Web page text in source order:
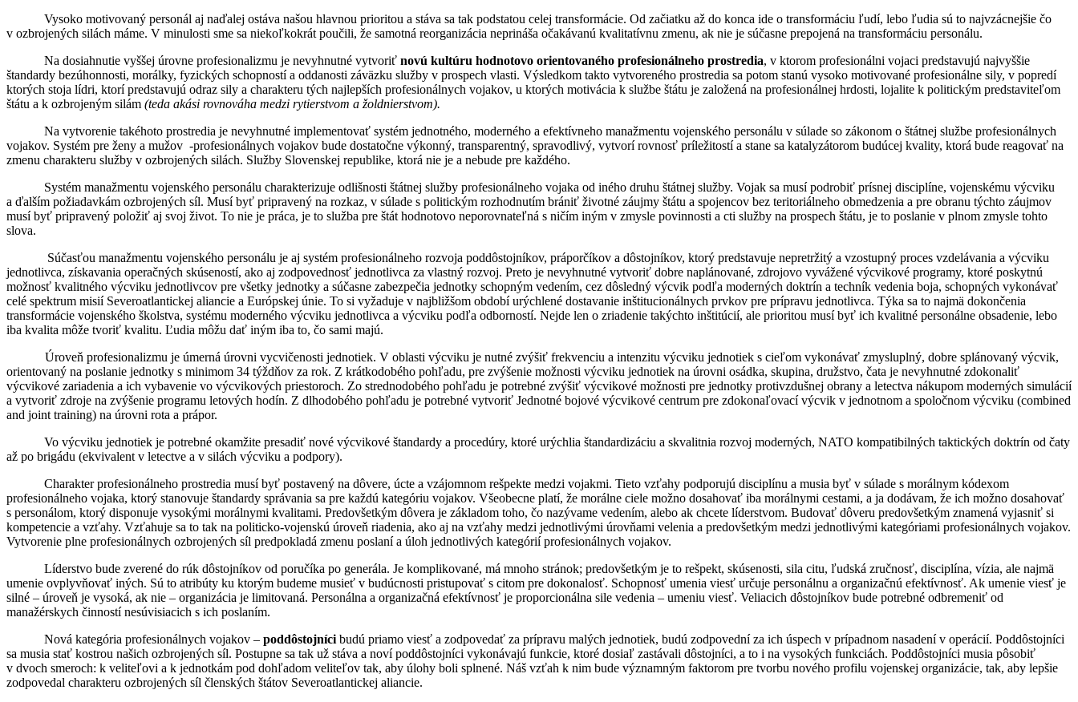
Vysoko motivovaný personál aj naďalej ostáva našou hlavnou prioritou a stáva sa tak podstatou celej transformácie. Od začiatku až do konca ide o transformáciu ľudí, lebo ľudia sú to najvzácnejšie čo
v ozbrojených silách máme. V minulosti sme sa niekoľkokrát poučili, že samotná reorganizácia neprináša očakávanú kvalitatívnu zmenu, ak nie je súčasne prepojená na transformáciu personálu.
Na dosiahnutie vyššej úrovne profesionalizmu je nevyhnutné vytvoriťnovú kultúru hodnotovo orientovaného profesionálneho prostredia, v ktorom profesionálni vojaci predstavujú najvyššie
štandardy bezúhonnosti, morálky, fyzických schopností a oddanosti záväzku služby v prospech vlasti. Výsledkom takto vytvoreného prostredia sa potom stanú vysoko motivované profesionálne sily, v popredí
ktorých stoja lídri, ktorí predstavujú odraz sily a charakteru tých najlepších profesionálnych vojakov, u ktorých motivácia k službe štátu je založená na profesionálnej hrdosti, lojalite k politickým predstaviteľom
štátu a k ozbrojeným silám (teda akási rovnováha medzi rytierstvom a žoldnierstvom).
Na vytvorenie takéhoto prostredia je nevyhnutné implementovať systém jednotného, moderného a efektívneho manažmentu vojenského personálu v súlade so zákonom o štátnej službe profesionálnych
vojakov. Systém pre ženy a mužov -profesionálnych vojakov bude dostatočne výkonný, transparentný, spravodlivý, vytvorí rovnosť príležitostí a stane sa katalyzátorom budúcej kvality, ktorá bude reagovať na
zmenu charakteru služby v ozbrojených silách. Služby Slovenskej republike, ktorá nie je a nebude pre každého.
Systém manažmentu vojenského personálu charakterizuje odlišnosti štátnej služby profesionálneho vojaka od iného druhu štátnej služby. Vojak sa musí podrobiť prísnej disciplíne, vojenskému výcviku
a ďalším požiadavkám ozbrojených síl. Musí byť pripravený na rozkaz, v súlade s politickým rozhodnutím brániť životné záujmy štátu a spojencov bez teritoriálneho obmedzenia a pre obranu týchto záujmov
musí byť pripravený položiť aj svoj život. To nie je práca, je to služba pre štát hodnotovo neporovnateľná s ničím iným v zmysle povinnosti a cti služby na prospech štátu, je to poslanie v plnom zmysle tohto
slova.
Súčasťou manažmentu vojenského personálu je aj systém profesionálneho rozvoja poddôstojníkov, práporčíkov a dôstojníkov, ktorý predstavuje nepretržitý a vzostupný proces vzdelávania a výcviku
jednotlivca, získavania operačných skúseností, ako aj zodpovednosť jednotlivca za vlastný rozvoj. Preto je nevyhnutné vytvoriť dobre naplánované, zdrojovo vyvážené výcvikové programy, ktoré poskytnú
možnosť kvalitného výcviku jednotlivcov pre všetky jednotky a súčasne zabezpečia jednotky schopným vedením, cez dôsledný výcvik podľa moderných doktrín a techník vedenia boja, schopných vykonávať
celé spektrum misií Severoatlantickej aliancie a Európskej únie. To si vyžaduje v najbližšom období urýchlené dostavanie inštitucionálnych prvkov pre prípravu jednotlivca. Týka sa to najmä dokončenia
transformácie vojenského školstva, systému moderného výcviku jednotlivca a výcviku podľa odborností. Nejde len o zriadenie takýchto inštitúcií, ale prioritou musí byť ich kvalitné personálne obsadenie, lebo
iba kvalita môže tvoriť kvalitu. Ľudia môžu dať iným iba to, čo sami majú.
Úroveň profesionalizmu je úmerná úrovni vycvičenosti jednotiek. V oblasti výcviku je nutné zvýšiť frekvenciu a intenzitu výcviku jednotiek s cieľom vykonávať zmysluplný, dobre splánovaný výcvik,
orientovaný na poslanie jednotky s minimom 34 týždňov za rok. Z krátkodobého pohľadu, pre zvýšenie možnosti výcviku jednotiek na úrovni osádka, skupina, družstvo, čata je nevyhnutné zdokonaliť
výcvikové zariadenia a ich vybavenie vo výcvikových priestoroch. Zo strednodobého pohľadu je potrebné zvýšiť výcvikové možnosti pre jednotky protivzdušnej obrany a letectva nákupom moderných simulácií
a vytvoriť zdroje na zvýšenie programu letových hodín. Z dlhodobého pohľadu je potrebné vytvoriť Jednotné bojové výcvikové centrum pre zdokonaľovací výcvik v jednotnom a spoločnom výcviku (combined
and joint training) na úrovni rota a prápor.
Vo výcviku jednotiek je potrebné okamžite presadiť nové výcvikové štandardy a procedúry, ktoré urýchlia štandardizáciu a skvalitnia rozvoj moderných, NATO kompatibilných taktických doktrín od čaty
až po brigádu (ekvivalent v letectve a v silách výcviku a podpory).
Charakter profesionálneho prostredia musí byť postavený na dôvere, úcte a vzájomnom rešpekte medzi vojakmi. Tieto vzťahy podporujú disciplínu a musia byť v súlade s morálnym kódexom
profesionálneho vojaka, ktorý stanovuje štandardy správania sa pre každú kategóriu vojakov. Všeobecne platí, že morálne ciele možno dosahovať iba morálnymi cestami, a ja dodávam, že ich možno dosahovať
s personálom, ktorý disponuje vysokými morálnymi kvalitami. Predovšetkým dôvera je základom toho, čo nazývame vedením, alebo ak chcete líderstvom. Budovať dôveru predovšetkým znamená vyjasniť si
kompetencie a vzťahy. Vzťahuje sa to tak na politicko-vojenskú úroveň riadenia, ako aj na vzťahy medzi jednotlivými úrovňami velenia a predovšetkým medzi jednotlivými kategóriami profesionálnych vojakov.
Vytvorenie plne profesionálnych ozbrojených síl predpokladá zmenu poslaní a úloh jednotlivých kategórií profesionálnych vojakov.
Líderstvo bude zverené do rúk dôstojníkov od poručíka po generála. Je komplikované, má mnoho stránok; predovšetkým je to rešpekt, skúsenosti, sila citu, ľudská zručnosť, disciplína, vízia, ale najmä
umenie ovplyvňovať iných. Sú to atribúty ku ktorým budeme musieť v budúcnosti pristupovať s citom pre dokonalosť. Schopnosť umenia viesť určuje personálnu a organizačnú efektívnosť. Ak umenie viesť je
silné – úroveň je vysoká, ak nie – organizácia je limitovaná. Personálna a organizačná efektívnosť je proporcionálna sile vedenia – umeniu viesť. Veliacich dôstojníkov bude potrebné odbremeniť od
manažérskych činností nesúvisiacich s ich poslaním.
Nová kategória profesionálnych vojakov –poddôstojníci budú priamo viesť a zodpovedať za prípravu malých jednotiek, budú zodpovední za ich úspech v prípadnom nasadení v operácií. Poddôstojníci
sa musia stať kostrou našich ozbrojených síl. Postupne sa tak už stáva a noví poddôstojníci vykonávajú funkcie, ktoré dosiaľ zastávali dôstojníci, a to i na vysokých funkciách. Poddôstojníci musia pôsobiť
v dvoch smeroch: k veliteľovi a k jednotkám pod dohľadom veliteľov tak, aby úlohy boli splnené. Náš vzťah k nim bude významným faktorom pre tvorbu nového profilu vojenskej organizácie, tak, aby lepšie
zodpovedal charakteru ozbrojených síl členských štátov Severoatlantickej aliancie.